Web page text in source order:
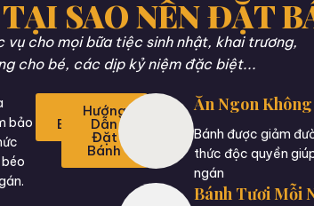
TẠI SAO NÊN ĐẶT
vụ cho mọi bữa tiệc sinh nhật, khai trương,
cho bé, các dịp kỷ niệm đặc biệt...
bảo
Đặt
Bánh
Hướng
Dẫn
Đặt
Bánh
Ăn Ngon
Bánh được giảm
thức độc quyền
ngán
Bánh Tươi Mỗi